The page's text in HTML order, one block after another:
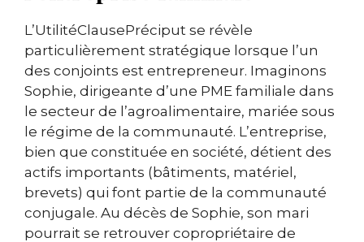
L’UtilitéClausePréciput se révèle
particulièrement stratégique lorsque l’un
des conjoints est entrepreneur. Imaginons
Sophie, dirigeante d’une PME familiale dans
le secteur de l’agroalimentaire, mariée sous
le régime de la communauté. L’entreprise,
bien que constituée en société, détient des
actifs importants (bâtiments, matériel,
brevets) qui font partie de la communauté
conjugale. Au décès de Sophie, son mari
pourrait se retrouver copropriétaire de